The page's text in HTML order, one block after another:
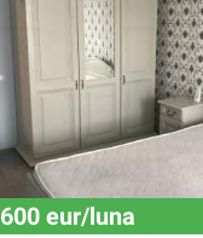
600 eur/luna